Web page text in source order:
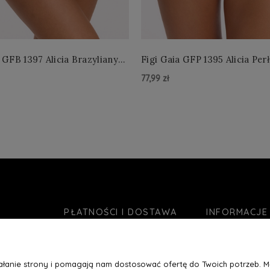
1397 Alicia Brazyliany
Figi Gaia GFP 1395 Alicia
77,99 zł
PŁATNOŚCI I DOSTAWA INFORMACJE
strony i pomagają nam dostosować ofertę do Twoich potrzeb.